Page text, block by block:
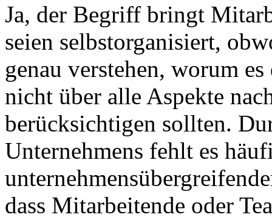
Ja, der Begriff bringt
seien selbstorganisiert,
genau verstehen, worum
nicht über alle Aspekte
berücksichtigen sollten.
Unternehmens fehlt es
dass Mitarbeitende oder